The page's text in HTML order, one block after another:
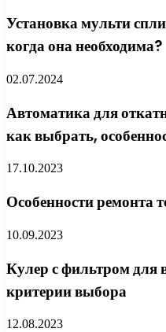
Установка мульти
когда она необходима?
02.07.2024
Автоматика для
как выбрать,
17.10.2023
Особенности ремонта
10.09.2023
Кулер с фильтром для
критерии выбора
12.08.2023